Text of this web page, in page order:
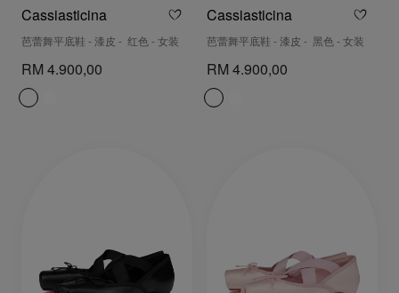
Cassiasticina
芭蕾舞平底鞋 - 漆皮 - 红色 - 女装
RM 4.900,00
Cassiasticina
芭蕾舞平底鞋 - 漆皮 - 黑色 - 女装
RM 4.900,00